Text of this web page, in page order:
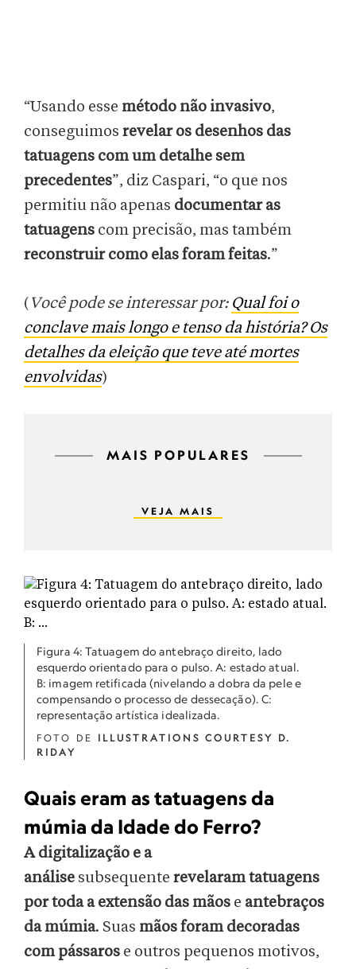
“Usando esse método não invasivo,
conseguimos revelar os desenhos das
tatuagens com um detalhe sem
precedentes”, diz Caspari, “o que nos
permitiu não apenas documentar as
tatuagens com precisão, mas também
reconstruir como elas foram feitas.”
( Você pode se interessar por: Qual foi o
conclave mais longo e tenso da história? Os
detalhes da eleição que teve até mortes
envolvidas)
MAIS POPULARES
VEJA MAIS
Figura 4: Tatuagem do antebraço direito, lado
esquerdo orientado para o pulso. A: estado atual.
B: imagem retificada (nivelando a dobra da pele e
compensando o processo de dessecação). C:
representação artística idealizada.
FOTO DE ILLUSTRATIONS COURTESY D.
RIDAY
Quais eram as tatuagens da
múmia da Idade do Ferro?
A digitalização e a
análise subsequente revelaram tatuagens
por toda a extensão das mãos e antebraços
da múmia. Suas mãos foram decoradas
com pássaros e outros pequenos motivos,